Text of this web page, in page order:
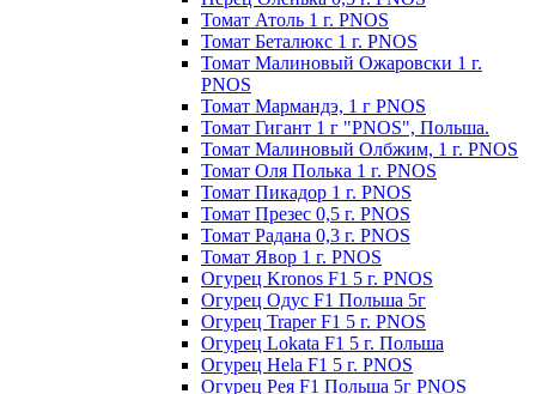
Томат Атоль 1 г. PNOS
Томат Беталюкс 1 г. PNOS
Томат Малиновый Ожаровски 1 г.
PNOS
Томат Мармандэ, 1 г PNOS
Томат Гигант 1 г "PNOS", Польша.
Томат Малиновый Олбжим, 1 г. PNOS
Томат Оля Полька 1 г. PNOS
Томат Пикадор 1 г. PNOS
Томат Презес 0,5 г. PNOS
Toмaт Рaдaнa 0,3 г. PNOS
Томат Явор 1 г. PNOS
Огурец Kronos F1 5 г. PNOS
Огурец Одус F1 Польша 5г
Огурец Traper F1 5 г. PNOS
Огурец Lokata F1 5 г. Польша
Огурец Hela F1 5 г. PNOS
Огурец Рея F1 Польша 5г PNOS